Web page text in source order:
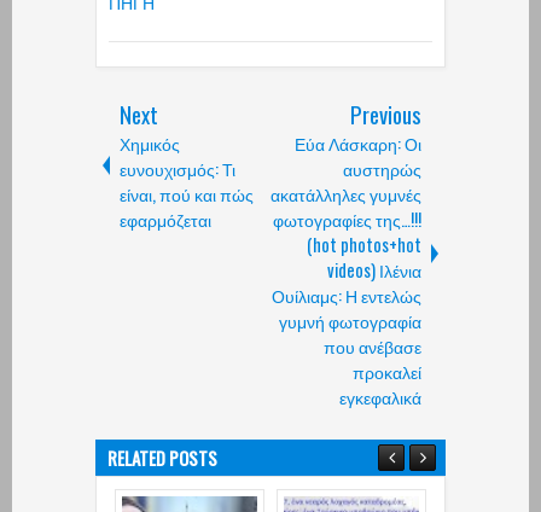
ΠΗΓΗ
Next
Χημικός
ευνουχισμός: Τι
είναι, πού και πώς
εφαρμόζεται
Previous
Εύα Λάσκαρη: Οι
αυστηρώς
ακατάλληλες γυμνές
φωτογραφίες της…!!!
(hot photos+hot
videos) Ιλένια
Ουίλιαμς: Η εντελώς
γυμνή φωτογραφία
που ανέβασε
προκαλεί
εγκεφαλικά
RELATED POSTS